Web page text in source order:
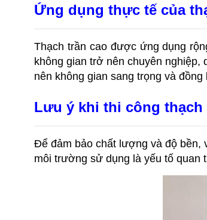
Ứng dụng thực tế của
Thạch trần cao được ứng dụng
không gian trở nên chuyên nghiệp,
nên không gian sang trọng và đồng
Lưu ý khi thi công thạch
Để đảm bảo chất lượng và độ bền,
môi trường sử dụng là yếu tố quan